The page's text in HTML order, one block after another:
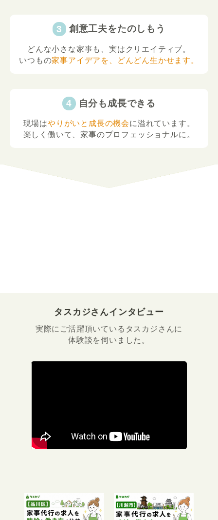
創意工夫をたのしもう
どんな小さな家事も、実はクリエイティブ。
いつもの家事アイデアを、どんどん生かせます。
自分も成長できる
現場はやりがいと成長の機会に溢れています。
楽しく働いて、家事のプロフェッショナルに。
タスカジさんインタビュー
実際にご活躍頂いているタスカジさんに
体験談を伺いました。